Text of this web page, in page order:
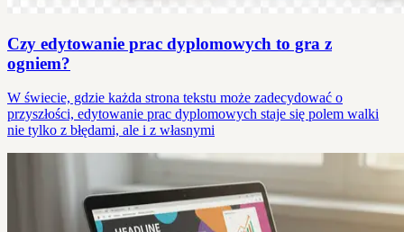
Czy edytowanie prac dyplomowych to gra z
ogniem?
W świecie, gdzie każda strona tekstu może zadecydować o
przyszłości, edytowanie prac dyplomowych staje się polem walki
nie tylko z błędami, ale i z własnymi